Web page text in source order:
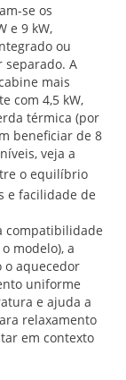
se os
e 9 kW,
ou
A
mais
com 4,5 kW,
térmica (por
beneficiar de 8
veja a
o equilíbrio
e facilidade de
compatibilidade
modelo), a
o aquecedor
uniforme
e ajuda a
relaxamento
em contexto